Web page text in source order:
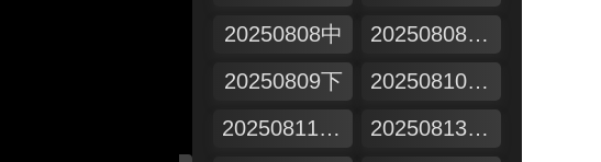
20250808中
20250808舞台纯享
20250809下
20250810一公真人秀（上）
20250811一公真人秀 下
20250813漂流计划